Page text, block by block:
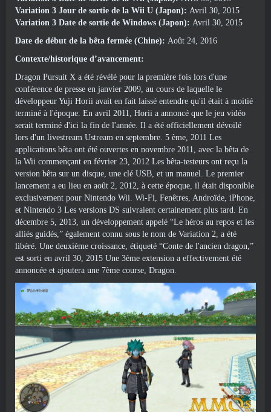
Variation 3 Jour de sortie de la Wii U (Japon): Avril 30, 2015
Variation 3 Date de sortie de Windows (Japon): Avril 30, 2015
Date de début de la bêta fermée (Chine): Août 24, 2016
Contexte/historique d’avancement:
Dragon Pursuit X a été révélé pour la première fois lors d'une
conférence de presse en janvier 2009, au cours de laquelle le
développeur Yuji Horii avait en fait laissé entendre qu'il était à moitié
terminé à l'époque. En avril 2011, Horii a annoncé que le jeu vidéo
serait terminé d'ici la fin de l'année. Il a été officiellement dévoilé
lors d'un livestream Ustream en septembre. 5 ème, 2011 Les
applications bêta ont été ouvertes en novembre 2011, avec la bêta de
la Wii commençant en février 23, 2012 Les bêta-testeurs ont reçu la
version bêta sur un disque, une clé USB, et un manuel. Le premier
lancement a eu lieu en août 2, 2012, à cette époque, il était disponible
exclusivement pour Nintendo Wii. Wi-Fi, Fenêtres, Androïde, iPhone,
et Nintendo 3 Les versions DS suivraient certainement plus tard. En
décembre 5, 2013, un développement appelé “Le héros au repos et les
alliés guidés,” également connu sous le nom de Variation 2, a été
libéré. Une deuxième croissance, étiqueté “Conte de l'ancien dragon,”
est sorti en avril 30, 2015 Une 3ème extension a effectivement été
annoncée et ajoutera une 7ème course, Dragon.